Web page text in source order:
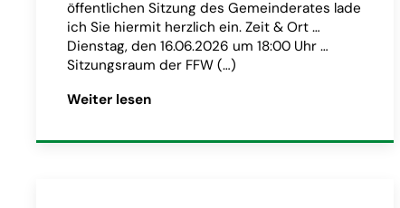
öffentlichen Sitzung des Gemeinderates lade
ich Sie hiermit herzlich ein. Zeit & Ort …
Dienstag, den 16.06.2026 um 18:00 Uhr …
Sitzungsraum der FFW (…)
Weiter lesenArtikel „Einladung zur